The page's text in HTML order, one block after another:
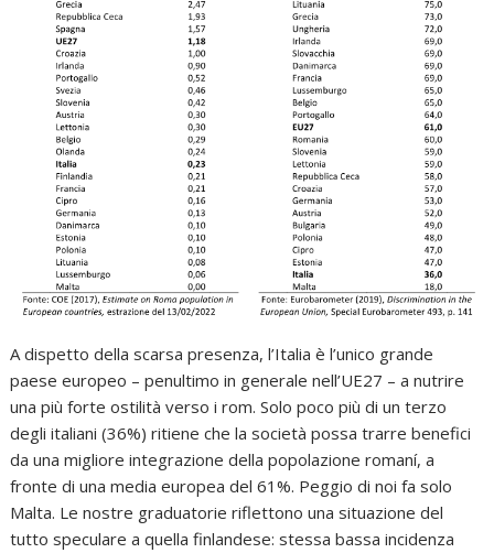
A dispetto della scarsa presenza, l’Italia è l’unico grande
paese europeo – penultimo in generale nell’UE27 – a nutrire
una più forte ostilità verso i rom. Solo poco più di un terzo
degli italiani (36%) ritiene che la società possa trarre benefici
da una migliore integrazione della popolazione romaní, a
fronte di una media europea del 61%. Peggio di noi fa solo
Malta. Le nostre graduatorie riflettono una situazione del
tutto speculare a quella finlandese: stessa bassa incidenza